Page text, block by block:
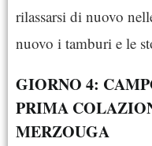
rilassarsi di nuovo
nuovo i tamburi e le
GIORNO 4:
PRIMA
MERZOUGA